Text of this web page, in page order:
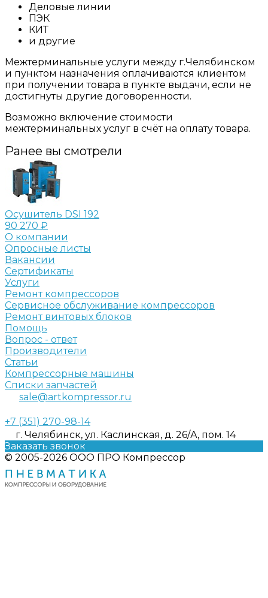
Деловые линии
ПЭК
КИТ
и другие
Межтерминальные услуги между г.Челябинском
и пунктом назначения оплачиваются клиентом
при получении товара в пункте выдачи, если не
достигнуты другие договоренности.
Возможно включение стоимости
межтерминальных услуг в счёт на оплату товара.
Ранее вы смотрели
Осушитель DSI 192
90 270 ₽
О компании
Опросные листы
Вакансии
Сертификаты
Услуги
Ремонт компрессоров
Сервисное обслуживание компрессоров
Ремонт винтовых блоков
Помощь
Вопрос - ответ
Производители
Статьи
Компрессорные машины
Списки запчастей
sale@artkompressor.ru
+7 (351) 270-98-14
г. Челябинск, ул. Каслинская, д. 26/А, пом. 14
Заказать звонок
© 2005-2026 ООО ПРО Компрессор